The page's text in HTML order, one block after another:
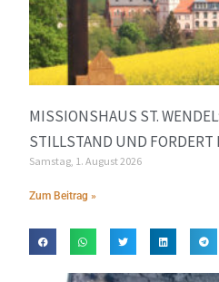
MISSIONSHAUS ST.
STILLSTAND UND FORDERT
Samstag, 1. August 2026
Zum Beitrag »